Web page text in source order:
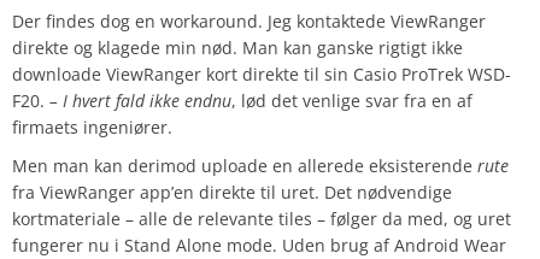
Der findes dog en workaround. Jeg kontaktede ViewRanger
direkte og klagede min nød. Man kan ganske rigtigt ikke
downloade ViewRanger kort direkte til sin Casio ProTrek WSD-
F20. – I hvert fald ikke endnu, lød det venlige svar fra en af
firmaets ingeniører.
Men man kan derimod uploade en allerede eksisterende rute
fra ViewRanger app’en direkte til uret. Det nødvendige
kortmateriale – alle de relevante tiles – følger da med, og uret
fungerer nu i Stand Alone mode. Uden brug af Android Wear